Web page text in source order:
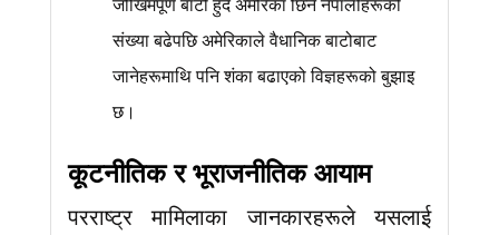
संख्या बढेपछि अमेरिकाले वैधानिक बाटोबाट
जानेहरूमाथि पनि शंका बढाएको विज्ञहरूको बुझाइ
छ।
कूटनीतिक र भूराजनीतिक आयाम
परराष्ट्र मामिलाका जानकारहरूले यसलाई